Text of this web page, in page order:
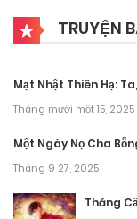
TRUYỆN
Mạt Nhật Thiên Hạ:
Tháng mười một 15, 2025
Một Ngày Nọ Cha
Tháng 9 27, 2025
Thăng